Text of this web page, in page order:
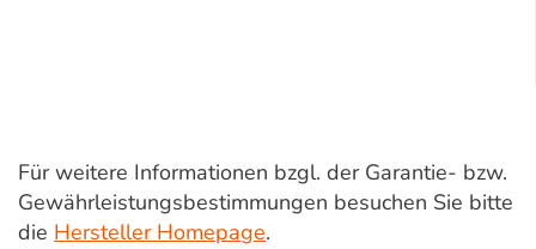
Für weitere Informationen bzgl. der Garantie- bzw.
Gewährleistungsbestimmungen besuchen Sie bitte
die Hersteller Homepage.